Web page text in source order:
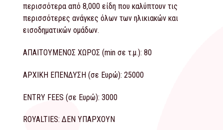
περισσότερα από 8,000 είδη που καλύπτουν τις
περισσότερες ανάγκες όλων των ηλικιακών και
εισοδηματικών ομάδων.
ΑΠΑΙΤΟΥΜΕΝΟΣ ΧΩΡΟΣ (min σε τ.μ.): 80
ΑΡΧΙΚΗ ΕΠΕΝΔΥΣΗ (σε Ευρώ): 25000
ENTRY FEES (σε Ευρώ): 3000
ROYALTIES: ΔΕΝ ΥΠΑΡΧΟΥΝ